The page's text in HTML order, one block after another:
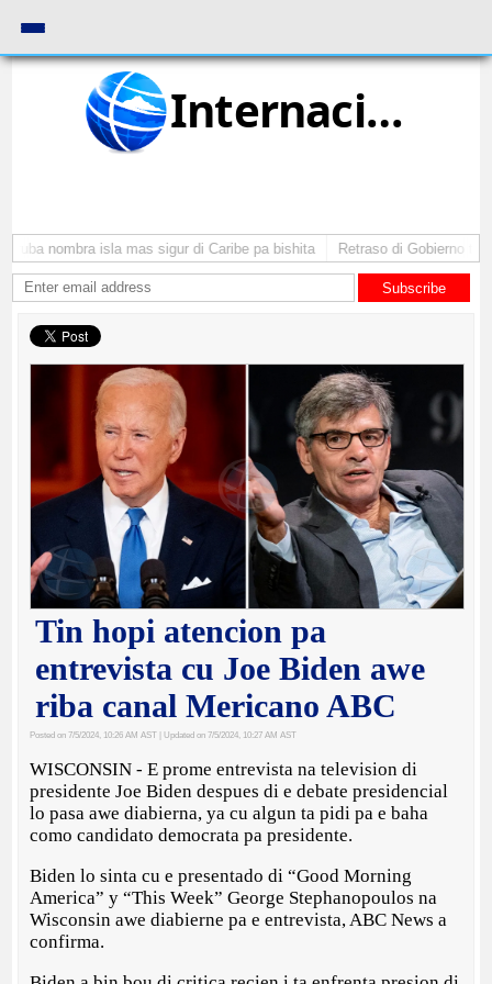
Internacional
nombra isla mas sigur di Caribe pa bishita Retraso di Gobierno ta
Subscribe
Tin hopi atencion pa
entrevista cu Joe Biden awe
riba canal Mericano ABC
Posted on 7/5/2024, 10:26 AM AST | Updated on 7/5/2024, 10:27 AM AST
WISCONSIN - E prome entrevista na television di
presidente Joe Biden despues di e debate presidencial
lo pasa awe diabierna, ya cu algun ta pidi pa e baha
como candidato democrata pa presidente.
Biden lo sinta cu e presentado di “Good Morning
America” y “This Week” George Stephanopoulos na
Wisconsin awe diabierne pa e entrevista, ABC News a
confirma.